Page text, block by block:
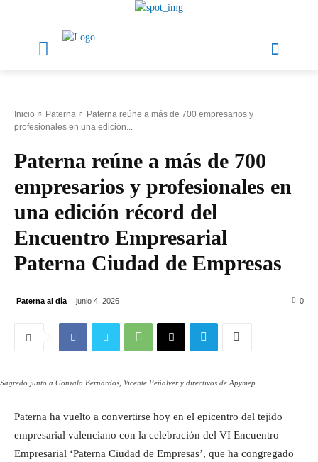
Inicio Paterna
Paterna reúne a más de 700 empresarios y
profesionales en una edición...
Paterna reúne a más de 700
empresarios y profesionales en
una edición récord del
Encuentro Empresarial
Paterna Ciudad de Empresas
Paterna al día junio 4, 2026 0
Sagredo junto a Gonzalo Bernardos, Vicente Peñalver y directivos de Apymep
Paterna ha vuelto a convertirse hoy en el epicentro del tejido
empresarial valenciano con la celebración del VI Encuentro
Empresarial ‘Paterna Ciudad de Empresas’, que ha congregado